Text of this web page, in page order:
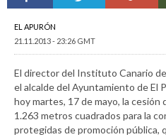
EL APURÓN
21.11.2013 - 23:26 GMT
El director del Instituto Canario
el alcalde del Ayuntamiento de El
hoy martes, 17 de mayo, la
1.263 metros cuadrados para la
protegidas de promoción pública,